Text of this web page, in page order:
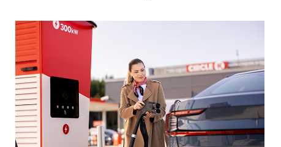
rabatt
på
laddning
hos
Circle